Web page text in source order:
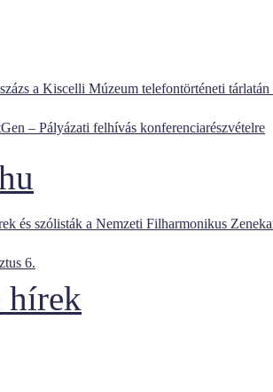
a Kiscelli Múzeum telefontörténeti tárlatán
– Pályázati felhívás konferenciarészvételre
és szólisták a Nemzeti Filharmonikus
6.
hírek